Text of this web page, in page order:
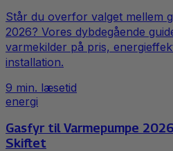
Står du overfor valget mellem
2026? Vores dybdegående
varmekilder på pris,
installation.
9 min. læsetid
energi
Gasfyr til Varmepumpe
Skiftet